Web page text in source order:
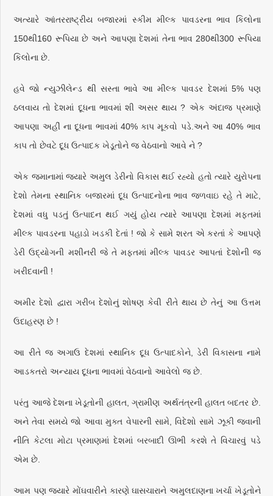
અત્યારે આંતરરાષ્ટ્રીય બજારમાં સ્કીમ મીલ્ક પાવડરના ભાવ કિલોના
150થી160 રૂપિયા છે અને આપણા દેશમાં તેના ભાવ 280થી300 રૂપિયા
કિલોના છે.
હવે જો ન્યુઝીલેન્ડ થી સસ્તા ભાવે આ મીલ્ક પાવડર દેશમાં 5% પણ
ઠલવાય તો દેશમાં દૂધના ભાવમાં શી અસર થાય ? એક અંદાજ પ્રમાણે
આપણા અહીં ના દૂધના ભાવમાં 40% કાપ મૂકવો પડે.અને આ 40% ભાવ
કાપ તો છેવટે દૂધ ઉત્પાદક ખેડૂતોને જ વેઠવાનો આવે ને ?
એક જમાનામાં જ્યારે અમુલ ડેરીનો વિકાસ થઈ રહ્યો હતો ત્યારે યુરોપના
દેશો તેમના સ્થાનિક બજારમાં દૂધ ઉત્પાદનોના ભાવ જળવાઇ રહે તે માટે,
દેશમાં વધુ પડતું ઉત્પાદન થઈ ગયું હોય ત્યારે આપણા દેશમાં મફતમાં
મીલ્ક પાવડરના પહાડો ખડકી દેતાં ! જો કે સામે શરત એ કરતાં કે આપણે
ડેરી ઉદ્યોગની મશીનરી જે તે મફતમાં મીલ્ક પાવડર આપતાં દેશોની જ
ખરીદવાની !
અમીર દેશો દ્વારા ગરીબ દેશોનું શોષણ કેવી રીતે થાય છે તેનું આ ઉત્તમ
ઉદાહરણ છે !
આ રીતે જ અગાઉ દેશમાં સ્થાનિક દૂધ ઉત્પાદકોને, ડેરી વિકાસના નામે
આડકતરો અન્યાય દૂધના ભાવમાં વેઠવાનો આવેલો જ છે.
પરંતુ આજે દેશના ખેડૂતોની હાલત, ગ્રામીણ અર્થતંત્રની હાલત બદતર છે.
અને તેવા સમયે જો આવા મુક્ત વેપારની સામે, વિદેશો સામે ઝૂકી જવાની
નીતિ કેટલા મોટા પ્રમાણમાં દેશમાં બરબાદી ઊભી કરશે તે વિચારવું પડે
એમ છે.
આમ પણ જ્યારે મોંઘવારીને કારણે ઘાસચારાને અમુલદાણના ખર્ચા ખેડૂતોને